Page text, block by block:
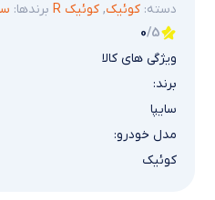
دسته:کوئیک,کوئیک R برندها:
0/5
ویژگی های کالا
برند:
سایپا
مدل خودرو:
کوئیک